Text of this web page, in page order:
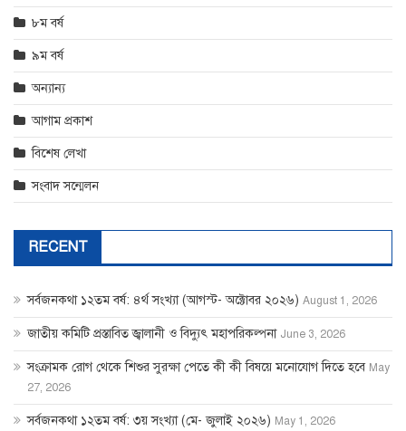
৮ম বর্ষ
৯ম বর্ষ
অন্যান্য
আগাম প্রকাশ
বিশেষ লেখা
সংবাদ সন্মেলন
RECENT
সর্বজনকথা ১২তম বর্ষ: ৪র্থ সংখ্যা (আগস্ট- অক্টোবর ২০২৬) August 1, 2026
জাতীয় কমিটি প্রস্তাবিত জ্বালানী ও বিদ্যুৎ মহাপরিকল্পনা June 3, 2026
সংক্রামক রোগ থেকে শিশুর সুরক্ষা পেতে কী কী বিষয়ে মনোযোগ দিতে হবে May
27, 2026
সর্বজনকথা ১২তম বর্ষ: ৩য় সংখ্যা (মে- জুলাই ২০২৬) May 1, 2026